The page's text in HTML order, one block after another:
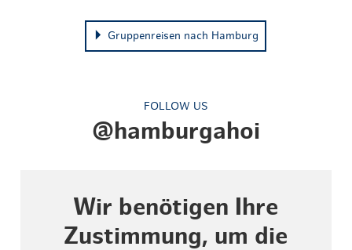
Gruppenreisen nach Hamburg
FOLLOW US
@hamburgahoi
Wir benötigen Ihre
Zustimmung, um die